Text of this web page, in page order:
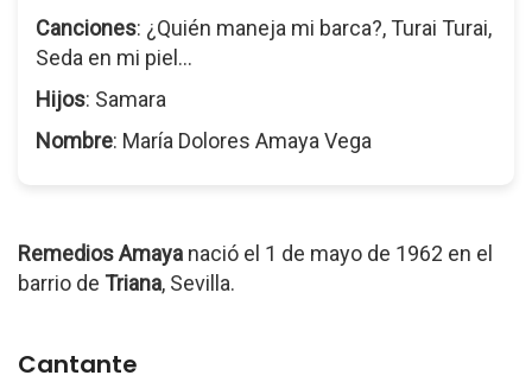
Canciones: ¿Quién maneja mi barca?, Turai Turai,
Seda en mi piel...
Hijos: Samara
Nombre: María Dolores Amaya Vega
Remedios Amaya nació el 1 de mayo de 1962 en el
barrio de Triana, Sevilla.
Cantante